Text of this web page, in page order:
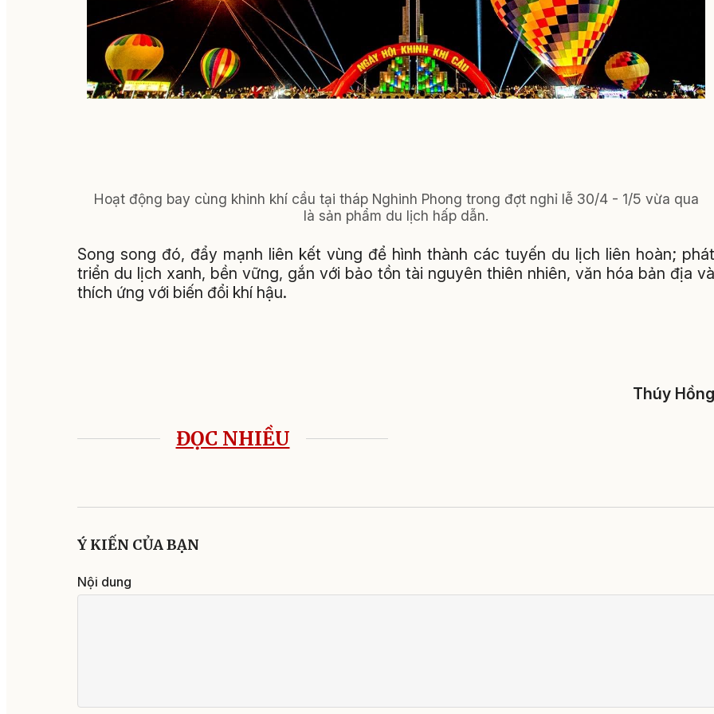
Hoạt động bay cùng khinh khí cầu tại tháp Nghinh Phong trong đợt nghỉ lễ 30/4 - 1/5 vừa qua
là sản phẩm du lịch hấp dẫn.
Song song đó, đẩy mạnh liên kết vùng để hình thành các tuyến du lịch liên hoàn; phát
triển du lịch xanh, bền vững, gắn với bảo tồn tài nguyên thiên nhiên, văn hóa bản địa và
thích ứng với biến đổi khí hậu.
Thúy Hồng
ĐỌC NHIỀU
Ý KIẾN CỦA BẠN
Nội dung